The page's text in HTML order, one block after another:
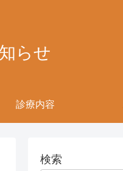
らせ
診療内容
検索